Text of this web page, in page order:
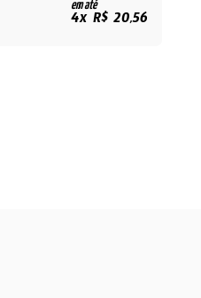
em até
4x R$ 20,56